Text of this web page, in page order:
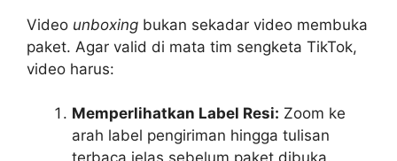
Video unboxing bukan sekadar video membuka
paket. Agar valid di mata tim sengketa TikTok,
video harus:
Memperlihatkan Label Resi: Zoom ke
arah label pengiriman hingga tulisan